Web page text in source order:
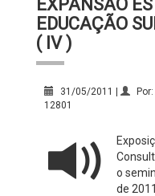
EXPANSÃO
EDUCAÇÃO
( IV )
31/05/2011 |
12801
o
de 2011.